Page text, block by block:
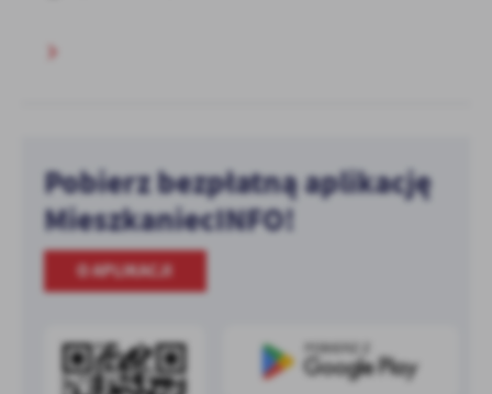
Pobierz bezpłatną aplikację
MieszkaniecINFO!
O APLIKACJI